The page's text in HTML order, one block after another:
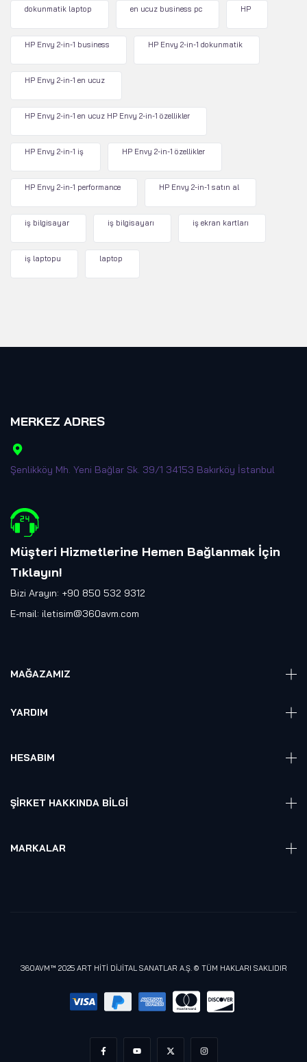
dokunmatik laptop en ucuz business pc HP
HP Envy 2-in-1 business HP Envy 2-in-1 dokunmatik
HP Envy 2-in-1 en ucuz
HP Envy 2-in-1 en ucuz HP Envy 2-in-1 özellikler
HP Envy 2-in-1 iş HP Envy 2-in-1 özellikler
HP Envy 2-in-1 performance HP Envy 2-in-1 satın al
iş bilgisayar iş bilgisayarı iş ekran kartları
iş laptopu laptop
MERKEZ ADRES
Şenlikköy Mh. Yeni Bağlar Sk. 39/1 34153 Bakırköy İstanbul
Müşteri Hizmetlerine Hemen Bağlanmak İçin
Tıklayın!
Bizi Arayın: +90 850 532 9312
E-mail: iletisim@360avm.com
MAĞAZAMIZ
VR Ready PC
Elektronik
YARDIM
HESABIM
Sepet
ŞIRKET HAKKINDA BILGI
Referanslarımız
MARKALAR
360AVM™ 2025 ART HİTİ DİJİTAL SANATLAR A.Ş. © TÜM HAKLARI SAKLIDIR